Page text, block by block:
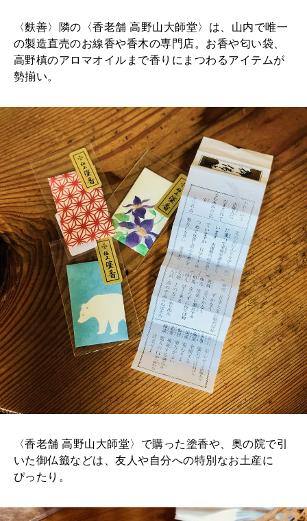
〈麩善〉隣の〈香老舗 高野山大師堂〉は、山内で唯一
の製造直売のお線香や香木の専門店。お香や匂い袋、
高野槙のアロマオイルまで香りにまつわるアイテムが
勢揃い。
〈香老舗 高野山大師堂〉で購った塗香や、奥の院で引
いた御仏籤などは、友人や自分への特別なお土産に
ぴったり。